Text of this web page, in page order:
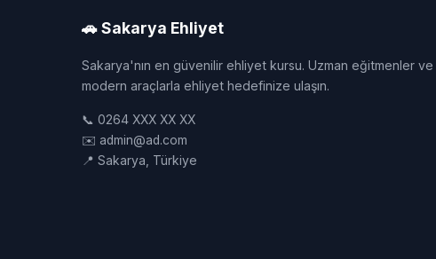
🚗 Sakarya Ehliyet
Sakarya'nın en güvenilir ehliyet kursu. Uzman eğitmenler ve
modern araçlarla ehliyet hedefinize ulaşın.
📞 0264 XXX XX XX
✉️ admin@ad.com
📍 Sakarya, Türkiye